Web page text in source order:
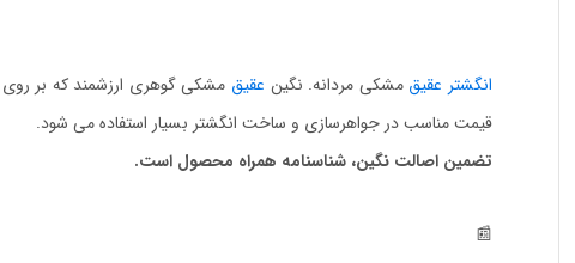
انگشتر عقیق مشکی مردانه. نگین عقیق
قیمت مناسب در جواهرسازی و ساخت انگشتر بسیار استفاده می شود.
تضمین اصالت نگین، شناسنامه همراه محصول است.
📰